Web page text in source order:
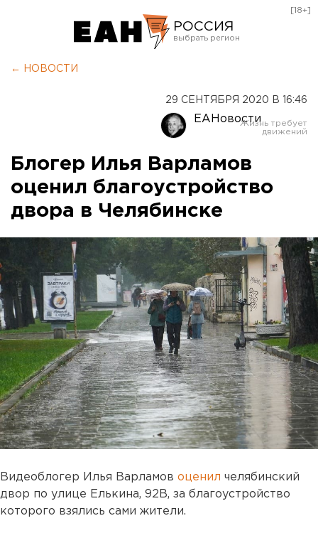
РОССИЯ
Оренбург
[18+]
← НОВОСТИ
29 СЕНТЯБРЯ 2020 В 16:46
ЕАНовости
Блогер Илья Варламов
оценил благоустройство
двора в Челябинске
Видеоблогер Илья Варламов оценил челябинский
двор по улице Елькина, 92В, за благоустройство
которого взялись сами жители.